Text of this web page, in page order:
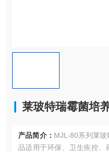
莱玻特瑞霉菌培
产品简介： MJL-80系列莱
品适用于环保、卫生疾控